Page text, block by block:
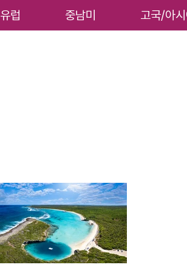
유럽 중남미 고국/아